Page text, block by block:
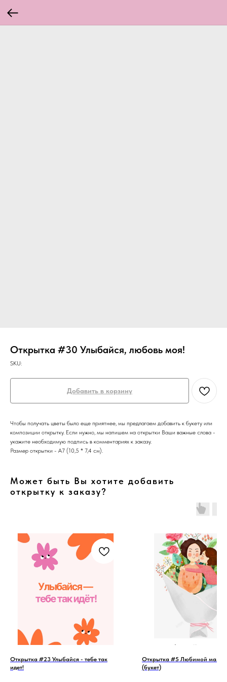
Открытка #30 Улыбайся, любовь моя!
SKU:
Добавить в корзину
Чтобы получать цветы было еще приятнее, мы предлагаем добавить к букету или
композиции открытку. Если нужно, мы напишем на открытки Ваши важные слова -
укажите необходимую подпись в комментариях к заказу.
Размер открытки - А7 (10,5 * 7,4 см).
Может быть Вы хотите добавить
открытку к заказу?
Открытка #23 Улыбайся - тебе так
идет!
Открытка #5 Любимой
(букет)